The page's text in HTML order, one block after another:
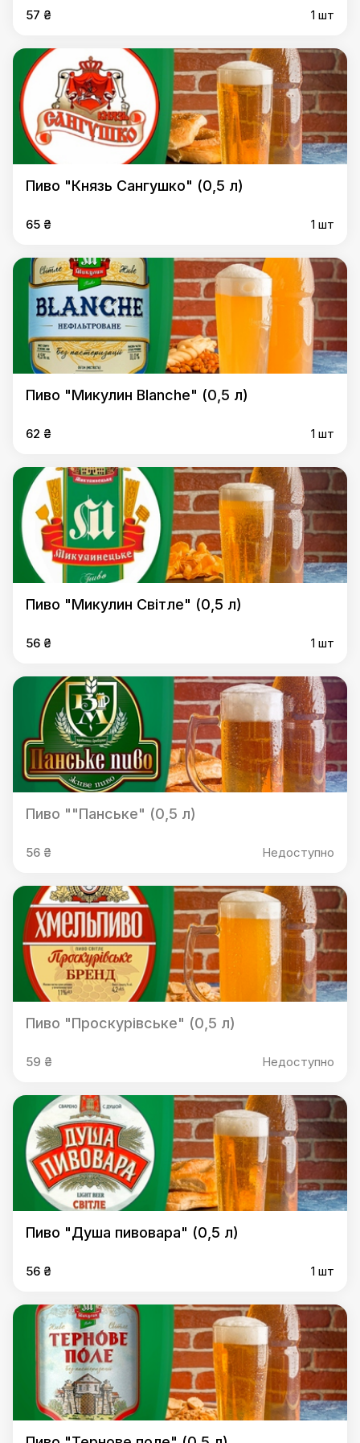
57 ₴ 1 шт
Пиво "Князь Сангушко" (0,5 л)
65 ₴ 1 шт
Пиво "Микулин Blanche" (0,5 л)
62 ₴ 1 шт
Пиво "Микулин Світле" (0,5 л)
56 ₴ 1 шт
Пиво ""Панське" (0,5 л)
56 ₴ Недоступно
Пиво "Проскурівське" (0,5 л)
59 ₴ Недоступно
Пиво "Душа пивовара" (0,5 л)
56 ₴ 1 шт